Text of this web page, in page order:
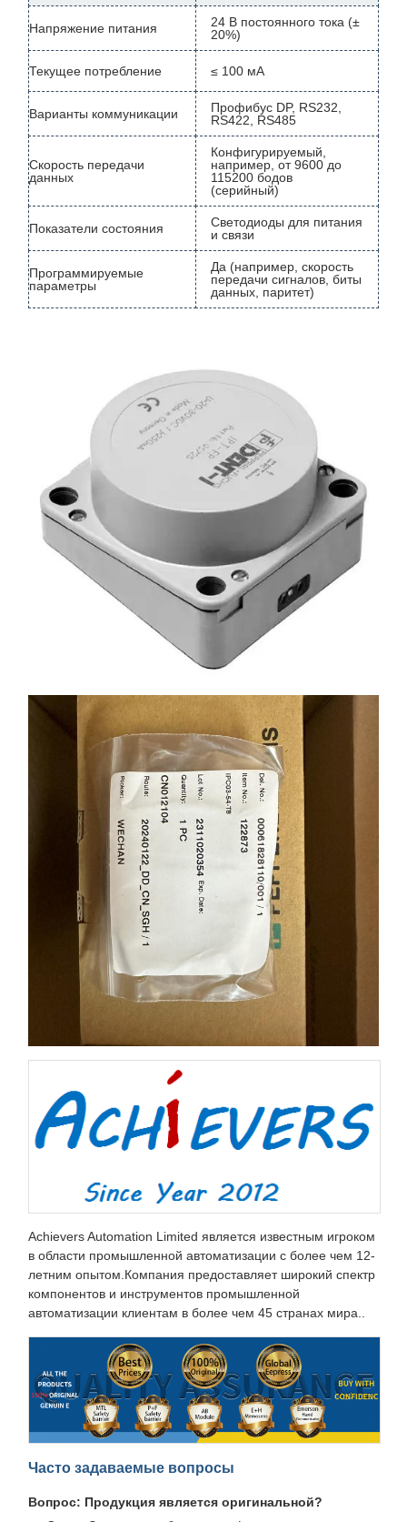
Напряжение питания
24 В постоянного тока (±
20%)
Текущее потребление ≤ 100 мА
Варианты коммуникации
Профибус DP, RS232,
RS422, RS485
Скорость передачи
данных
Конфигурируемый,
например, от 9600 до
115200 бодов
(серийный)
Показатели состояния
Светодиоды для питания
и связи
Программируемые
параметры
Да (например, скорость
передачи сигналов, биты
данных, паритет)
Achievers Automation Limited является известным игроком
в области промышленной автоматизации с более чем 12-
летним опытом.Компания предоставляет широкий спектр
компонентов и инструментов промышленной
автоматизации клиентам в более чем 45 странах мира..
Часто задаваемые вопросы
Вопрос: Продукция является оригинальной?